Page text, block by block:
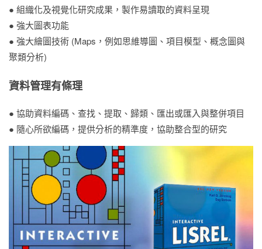
● 組織化及視覺化研究成果，製作易讀取的資料呈現
● 強大圖表功能
● 強大繪圖技術 (Maps，例如思維導圖、項目模型、概念圖與
聚類分析)
資料管理有條理
● 協助資料編碼、查找、提取、歸類、匯出或匯入與整併項目
● 隨心所欲編碼，提供分析的精準度，協助整合型的研究